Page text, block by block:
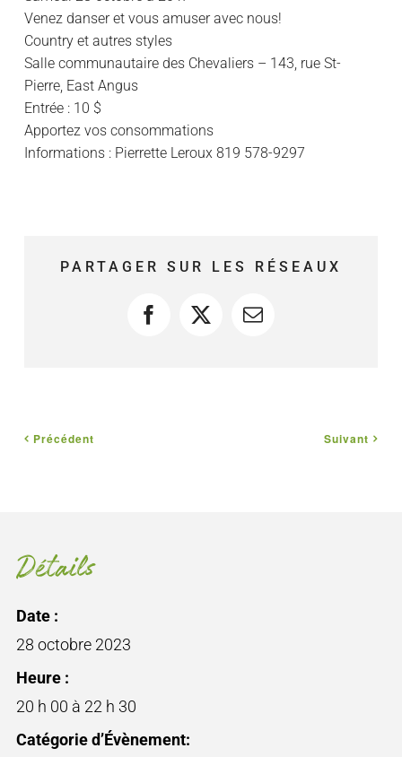
Venez danser et vous amuser avec nous!
Country et autres styles
Salle communautaire des Chevaliers – 143, rue St-
Pierre, East Angus
Entrée : 10 $
Apportez vos consommations
Informations : Pierrette Leroux 819 578-9297
PARTAGER SUR LES RÉSEAUX
Facebook
X Courriel
Précédent Suivant
Détails
Date :
28 octobre 2023
Heure :
20 h 00 à 22 h 30
Catégorie d’Évènement: